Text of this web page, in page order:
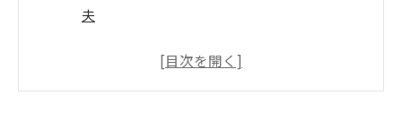
夫
兵庫県ならではの観葉植物調整の注意点とは